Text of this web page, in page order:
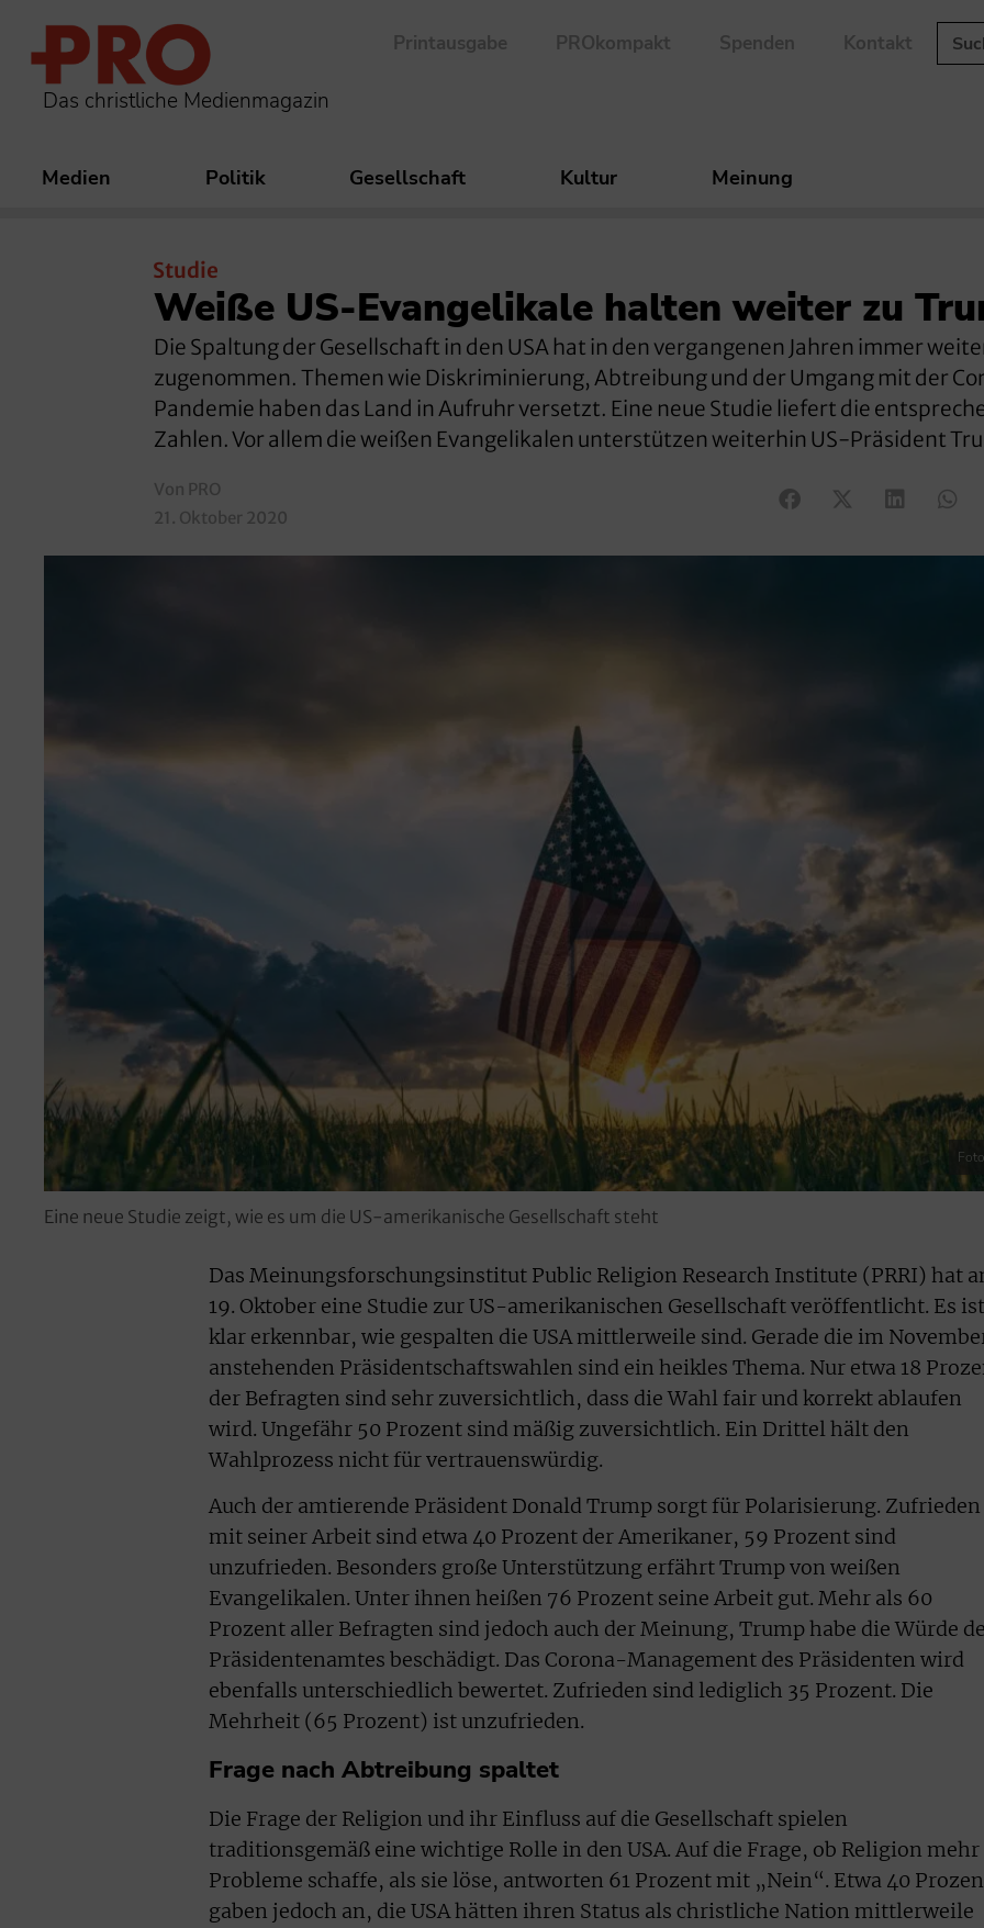
Das christliche Medienmagazin
Printausgabe PROkompakt Spenden Kontakt
Medien Politik Gesellschaft Kultur Meinung
Studie
Weiße US-Evangelikale halten weiter zu
Die Spaltung der Gesellschaft in den USA hat in den vergangenen Jahren immer
zugenommen. Themen wie Diskriminierung, Abtreibung und der Umgang mit der
Pandemie haben das Land in Aufruhr versetzt. Eine neue Studie liefert die
Zahlen. Vor allem die weißen Evangelikalen unterstützen weiterhin US-Präsident
Von PRO
21. Oktober 2020
Eine neue Studie zeigt, wie es um die US-amerikanische Gesellschaft steht
Das Meinungsforschungsinstitut Public Religion Research Institute (PRRI) hat
19. Oktober eine Studie zur US-amerikanischen Gesellschaft veröffentlicht. Es ist
klar erkennbar, wie gespalten die USA mittlerweile sind. Gerade die im
anstehenden Präsidentschaftswahlen sind ein heikles Thema. Nur etwa 18
der Befragten sind sehr zuversichtlich, dass die Wahl fair und korrekt ablaufen
wird. Ungefähr 50 Prozent sind mäßig zuversichtlich. Ein Drittel hält den
Wahlprozess nicht für vertrauenswürdig.
Auch der amtierende Präsident Donald Trump sorgt für Polarisierung. Zufrieden
mit seiner Arbeit sind etwa 40 Prozent der Amerikaner, 59 Prozent sind
unzufrieden. Besonders große Unterstützung erfährt Trump von weißen
Evangelikalen. Unter ihnen heißen 76 Prozent seine Arbeit gut. Mehr als 60
Prozent aller Befragten sind jedoch auch der Meinung, Trump habe die Würde
Präsidentenamtes beschädigt. Das Corona-Management des Präsidenten wird
ebenfalls unterschiedlich bewertet. Zufrieden sind lediglich 35 Prozent. Die
Mehrheit (65 Prozent) ist unzufrieden.
Frage nach Abtreibung spaltet
Die Frage der Religion und ihr Einfluss auf die Gesellschaft spielen
traditionsgemäß eine wichtige Rolle in den USA. Auf die Frage, ob Religion mehr
Probleme schaffe, als sie löse, antworten 61 Prozent mit „Nein“. Etwa 40
gaben jedoch an, die USA hätten ihren Status als christliche Nation mittlerweile